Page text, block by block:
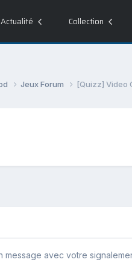
Actualité Collection
Jeux Forum [Quizz] Video
message avec votre